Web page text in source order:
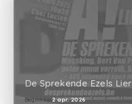
De Sprekende Ezels Lier
Begint op 2 apr. 2026